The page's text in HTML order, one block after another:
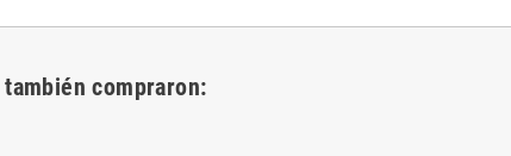
compraron: